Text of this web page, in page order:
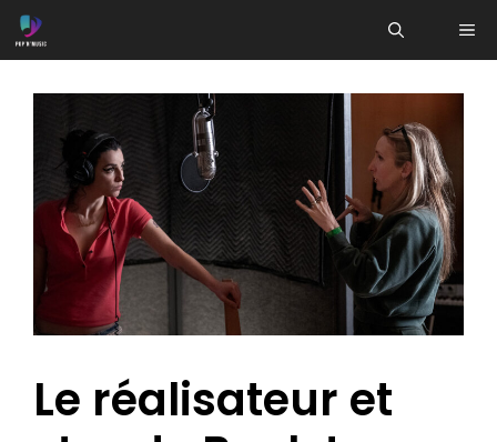
Aller
au
Le réalisateur et